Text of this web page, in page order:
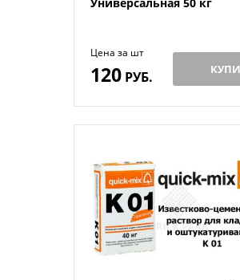
Цена за шт
120РУБ.